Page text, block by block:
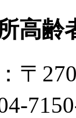
高齢
〒